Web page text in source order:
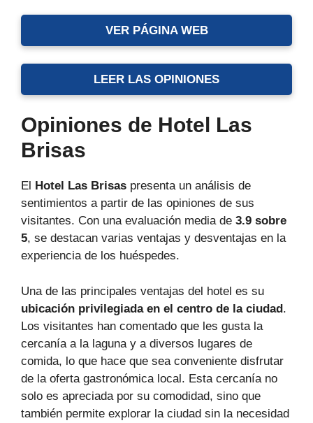
VER PÁGINA WEB
LEER LAS OPINIONES
Opiniones de Hotel Las
Brisas
El Hotel Las Brisas presenta un análisis de
sentimientos a partir de las opiniones de sus
visitantes. Con una evaluación media de 3.9 sobre
5, se destacan varias ventajas y desventajas en la
experiencia de los huéspedes.
Una de las principales ventajas del hotel es su
ubicación privilegiada en el centro de la ciudad.
Los visitantes han comentado que les gusta la
cercanía a la laguna y a diversos lugares de
comida, lo que hace que sea conveniente disfrutar
de la oferta gastronómica local. Esta cercanía no
solo es apreciada por su comodidad, sino que
también permite explorar la ciudad sin la necesidad